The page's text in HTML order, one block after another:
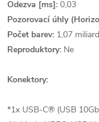
Odezva [ms]: 0,03
Pozorovací úhly
Počet barev: 1,07
Reproduktory: Ne
Konektory:
*1x USB-C® (USB